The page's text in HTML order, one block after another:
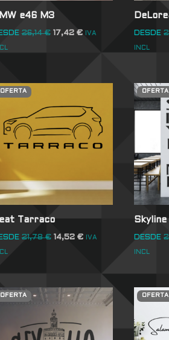
e46 M3
26,14€ 17,42 € IVA DESDE
INCL
OFERTA
Tarraco
21,78€ 14,52 € IVA
OFERTA
Skyline
DESDE
INCL
OFERTA OFERTA